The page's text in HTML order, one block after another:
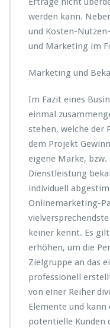
werden kann.
und Kosten-
und Marketing im
Marketing und
Im Fazit eines
einmal
stehen, welche der
dem Projekt
eigene Marke,
Dienstleistung
individuell
Onlinemarketing-
keiner kennt. Es
erhöhen, um die
Zielgruppe an das
professionell
von einer Reiher
Elemente und
potentielle Kunden